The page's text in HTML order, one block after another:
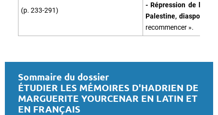
(p. 233-291)
- Répression de la
Palestine, diaspora
recommencer ».
Sommaire du dossier
ÉTUDIER LES MÉMOIRES D'HADRIEN DE
MARGUERITE YOURCENAR EN LATIN ET
EN FRANÇAIS